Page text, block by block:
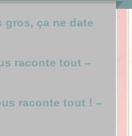
ça ne date
raconte tout –
raconte tout ! –